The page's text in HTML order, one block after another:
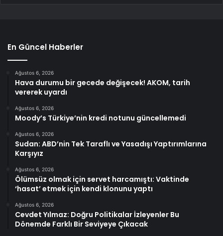
En Güncel Haberler
Ağustos 6, 2026
Hava durumu bir gecede değişecek! AKOM, tarih
vererek uyardı
Ağustos 6, 2026
Moody’s Türkiye’nin kredi notunu güncellemedi
Ağustos 6, 2026
Sudan: ABD’nin Tek Taraflı ve Yasadışı Yaptırımlarına
Karşıyız
Ağustos 6, 2026
Ölümsüz olmak için servet harcamıştı: Vaktinde
‘hasat’ etmek için kendi klonunu yaptı
Ağustos 6, 2026
Cevdet Yılmaz: Doğru Politikalar İzleyenler Bu
Dönemde Farklı Bir Seviyeye Çıkacak